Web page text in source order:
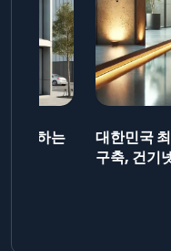
제출하는
대한민국
구축, 건기